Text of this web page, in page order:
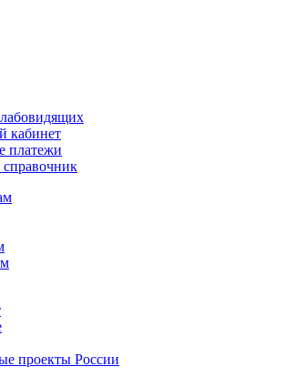
кабинет
платежи
проекты России